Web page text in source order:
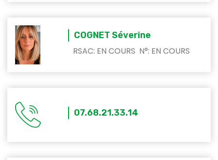
COGNET Séverine
RSAC: EN COURS N°: EN COURS
07.68.21.33.14